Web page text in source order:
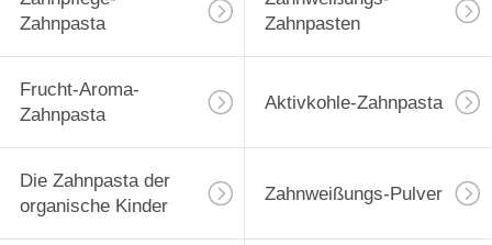
Zahnpasta
Zahnpasten
Frucht-Aroma-
Zahnpasta
Aktivkohle-Zahnpasta
Die Zahnpasta der
organische Kinder
Zahnweißungs-Pulver